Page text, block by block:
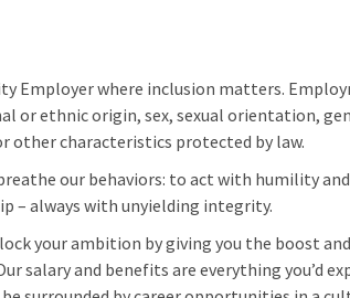
Employer where inclusion matters.
or ethnic origin, sex, sexual orientation,
other characteristics protected by law.
our behaviors: to act with humility
– always with unyielding integrity.
your ambition by giving you the boost
salary and benefits are everything you’d